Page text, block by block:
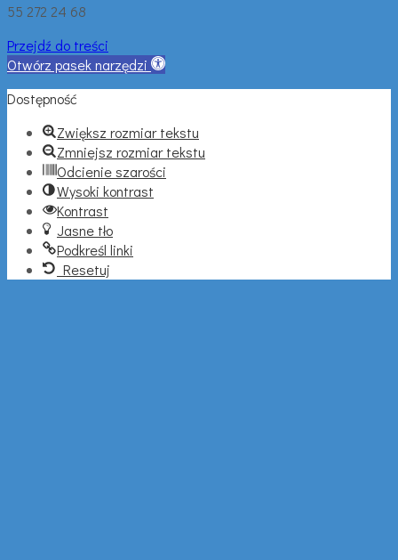
55 272 24 68
Przejdź do treści
Otwórz pasek narzędzi
Dostępność
Zwiększ rozmiar tekstu
Zmniejsz rozmiar tekstu
Odcienie szarości
Wysoki kontrast
Kontrast
Jasne tło
Podkreśl linki
Resetuj